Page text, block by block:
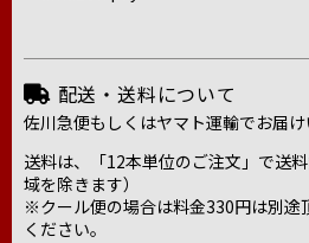
配送・送料について
佐川急便もしくはヤマト運輸でお届け
送料は、「12本単位のご注文」で送
域を除きます）
※クール便の場合は料金330円は別途
ください。